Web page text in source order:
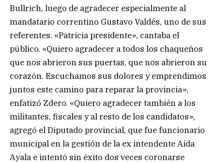
Bullrich, luego de agradecer especialmente al
mandatario correntino Gustavo Valdés, uno de sus
referentes. «Patricia presidente», cantaba el
público. «Quiero agradecer a todos los chaqueños
que nos abrieron sus puertas, que nos abrieron su
corazón. Escuchamos sus dolores y emprendimos
juntos este camino para reparar la provincia»,
enfatizó Zdero. «Quiero agradecer también a los
militantes, fiscales y al resto de los candidatos»,
agregó el Diputado provincial, que fue funcionario
municipal en la gestión de la ex intendente Aída
Ayala e intentó sin éxito dos veces coronarse